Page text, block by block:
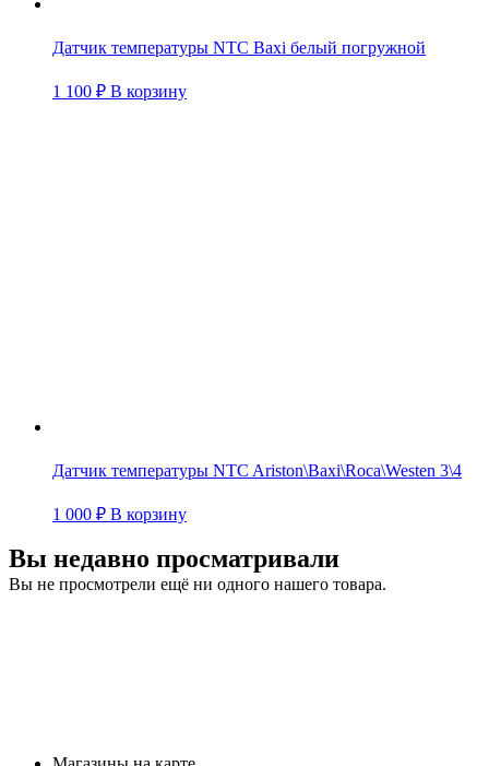
Датчик температуры NTC Baxi белый погружной
1 100 ₽ В корзину
Датчик температуры NTC Ariston\Baxi\Roca\Westen 3\4
1 000 ₽ В корзину
Вы недавно просматривали
Вы не просмотрели ещё ни одного нашего товара.